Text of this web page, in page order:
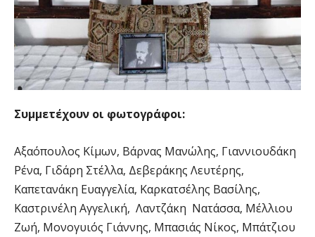
Συμμετέχουν οι φωτογράφοι:
Αξαόπουλος Κίμων, Βάρνας Μανώλης, Γιαννιουδάκη
Ρένα, Γιδάρη Στέλλα, Δεβεράκης Λευτέρης,
Καπετανάκη Ευαγγελία, Καρκατσέλης Βασίλης,
Καστρινέλη Αγγελική, Λαντζάκη Νατάσσα, Μέλλιου
Ζωή, Μονογυιός Γιάννης, Μπασιάς Νίκος, Μπάτζιου